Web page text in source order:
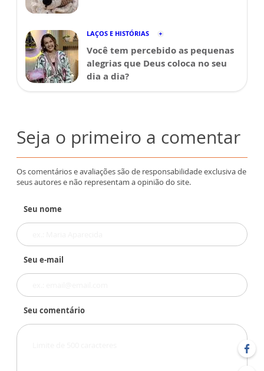
LAÇOS E HISTÓRIAS
Você tem percebido as pequenas
alegrias que Deus coloca no seu
dia a dia?
Seja o primeiro a comentar
Os comentários e avaliações são de responsabilidade exclusiva de
seus autores e não representam a opinião do site.
Seu nome
Seu e-mail
Seu comentário